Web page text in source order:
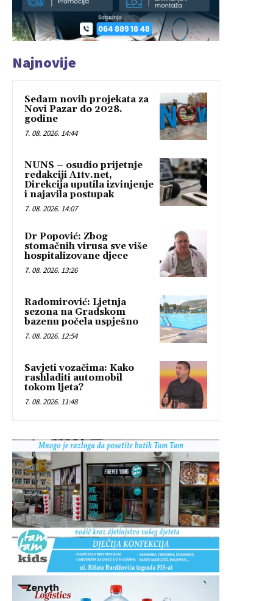
Najnovije
Sedam novih projekata za
Novi Pazar do 2028.
godine
7. 08. 2026. 14:44
NUNS – osudio prijetnje
redakciji A1tv.net,
Direkcija uputila izvinjenje
i najavila postupak
7. 08. 2026. 14:07
Dr Popović: Zbog
stomačnih virusa sve više
hospitalizovane djece
7. 08. 2026. 13:26
Radomirović: Ljetnja
sezona na Gradskom
bazenu počela uspješno
7. 08. 2026. 12:54
Savjeti vozačima: Kako
rashladiti automobil
tokom ljeta?
7. 08. 2026. 11:48